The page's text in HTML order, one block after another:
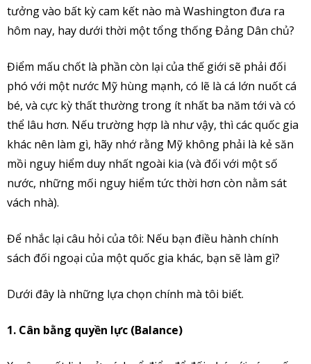
tưởng vào bất kỳ cam kết nào mà Washington đưa ra
hôm nay, hay dưới thời một tổng thống Đảng Dân chủ?
Điểm mấu chốt là phần còn lại của thế giới sẽ phải đối
phó với một nước Mỹ hùng mạnh, có lẽ là cá lớn nuốt cá
bé, và cực kỳ thất thường trong ít nhất ba năm tới và có
thể lâu hơn. Nếu trường hợp là như vậy, thì các quốc gia
khác nên làm gì, hãy nhớ rằng Mỹ không phải là kẻ săn
mồi nguy hiểm duy nhất ngoài kia (và đối với một số
nước, những mối nguy hiểm tức thời hơn còn nằm sát
vách nhà).
Để nhắc lại câu hỏi của tôi: Nếu bạn điều hành chính
sách đối ngoại của một quốc gia khác, bạn sẽ làm gì?
Dưới đây là những lựa chọn chính mà tôi biết.
1. Cân bằng quyền lực (Balance)